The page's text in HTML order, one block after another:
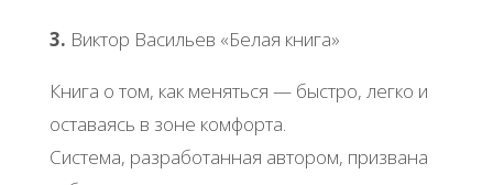
3. Виктор Васильев «Белая книга»
Книга о том, как меняться — быстро, легко и
оставаясь в зоне комфорта.
Система, разработанная автором, призвана